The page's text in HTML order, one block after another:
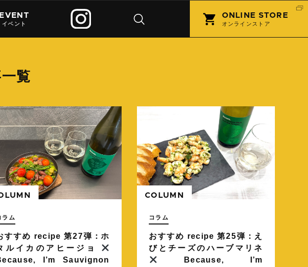
EVENT
イベント
ONLINE STORE
オンラインストア
覧
む 続きを読む
ラム
すすめ recipe 第27弾：ホ
ルイカのアヒージョ
I’m Sauvignon
COLUMN
コラム
おすすめ recipe 第25弾：え
びとチーズのハーブマリネ
Because, I’m